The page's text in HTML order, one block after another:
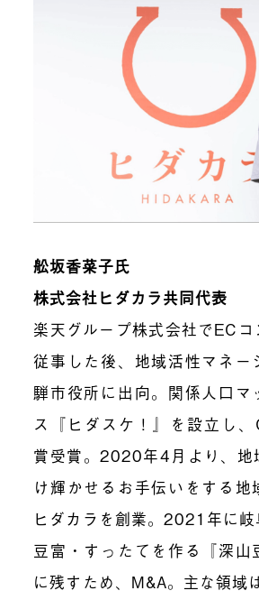
舩坂香菜子氏
株式会社ヒダカラ共同代表
楽天グループ株式会社でECコ
従事した後、地域活性マネー
騨市役所に出向。関係人口マ
ス『ヒダスケ！』を設立し
賞受賞。2020年4月より、地
け輝かせるお手伝いをする地
ヒダカラを創業。2021年に
豆富・すったてを作る『深山
に残すため、M&A。主な領域